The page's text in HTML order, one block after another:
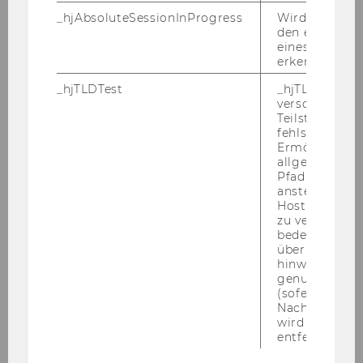
Di­ver­si­tät und In­klu­si­on:
Die WU ist dem Prin­zip der Chan­cen­gleich­heit
ver­pflich­tet und setzt sich für Di­ver­si­tät und In­
klu­si­on ein. Da sich die Wirt­schafts­uni­ver­si­tät
Wien die Er­hö­hung des Frau­en­an­teils beim all­
ge­mei­nen Per­so­nal zum Ziel ge­setzt hat, wer­
den qua­li­fi­zier­te Frau­en aus­drück­lich auf­ge­for­
dert, sich zu be­wer­ben. Bei glei­cher Qua­li­fi­ka­ti­
on wer­den Frau­en vor­ran­gig auf­ge­nom­men.
Qua­li­fi­zier­te Per­so­nen mit Be­hin­de­rung sind
be­son­ders ein­ge­la­den sich zu be­wer­ben. Alle
Be­wer­ber/innen, die die ge­setz­li­chen Auf­nah­
me­er­for­der­nis­se er­fül­len und den An­for­de­run­
gen des Aus­schrei­bungs­tex­tes ent­spre­chen,
sind zu Be­wer­bungs­ge­sprä­chen ein­zu­la­den.
An der WU ist ein Ar­beits­kreis für Gleich­be­
hand­lungs­fra­gen ein­ge­rich­tet. Nä­he­re In­for­
_hjAbsoluteSessionInProgress
Wird
den ersten
eines
erkennen.
_hjTLDTest
_hjTLDTest-
verschiedene
Teilstrings,
fehlschlägt.
Ermöglicht,
Pfad zu
anstelle des
Hostnamens
zu
bedeutet,
über
hinweg
genutzt
(sofern
Nach dieser
wird das
entfernt.